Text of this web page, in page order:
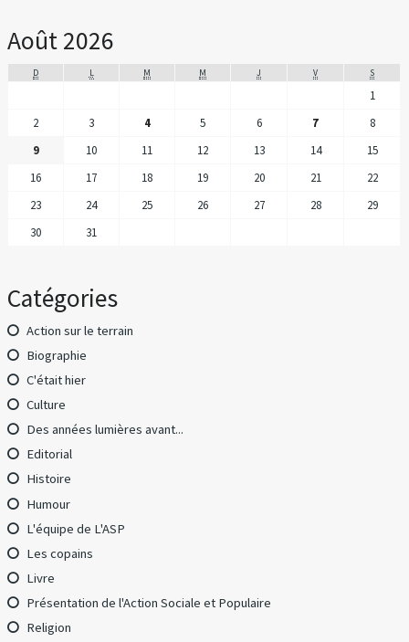
Août 2026
D L M M J V S
1
2
3 4 5 6 7
8
9
10 11 12 13 14
15
16
17 18 19 20 21
22
23
24 25 26 27 28
29
30
31
Catégories
Action sur le terrain
Biographie
C'était hier
Culture
Des années lumières avant...
Editorial
Histoire
Humour
L'équipe de L'ASP
Les copains
Livre
Présentation de l'Action Sociale et Populaire
Religion